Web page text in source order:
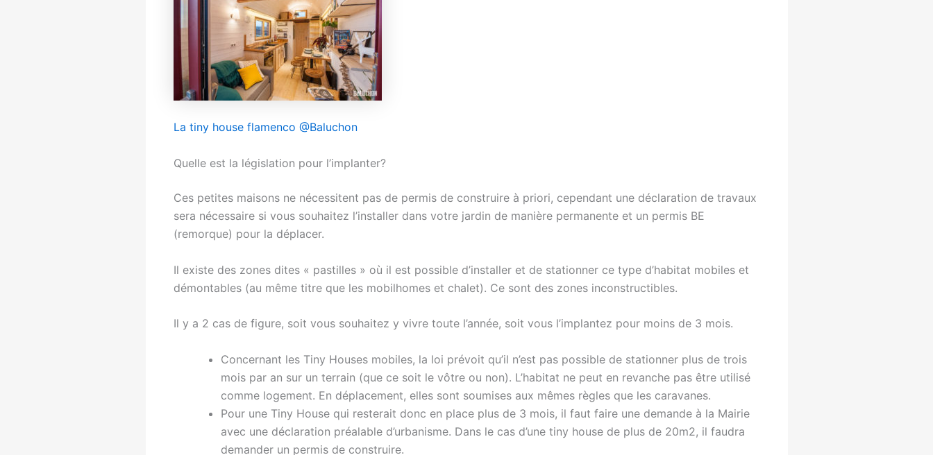
La tiny house flamenco @Baluchon
Quelle est la législation pour l’implanter?
Ces petites maisons ne nécessitent pas de permis de construire à priori, cependant une déclaration de travaux
sera nécessaire si vous souhaitez l’installer dans votre jardin de manière permanente et un permis BE
(remorque) pour la déplacer.
Il existe des zones dites « pastilles » où il est possible d’installer et de stationner ce type d’habitat mobiles et
démontables (au même titre que les mobilhomes et chalet). Ce sont des zones inconstructibles.
Il y a 2 cas de figure, soit vous souhaitez y vivre toute l’année, soit vous l’implantez pour moins de 3 mois.
Concernant les Tiny Houses mobiles, la loi prévoit qu’il n’est pas possible de stationner plus de trois
mois par an sur un terrain (que ce soit le vôtre ou non). L’habitat ne peut en revanche pas être utilisé
comme logement. En déplacement, elles sont soumises aux mêmes règles que les caravanes.
Pour une Tiny House qui resterait donc en place plus de 3 mois, il faut faire une demande à la Mairie
avec une déclaration préalable d’urbanisme. Dans le cas d’une tiny house de plus de 20m2, il faudra
demander un permis de construire.